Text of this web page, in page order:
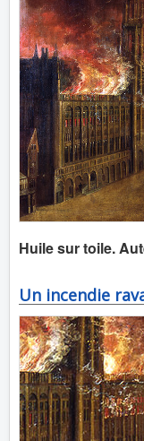
Huile sur toile.
Un incendie